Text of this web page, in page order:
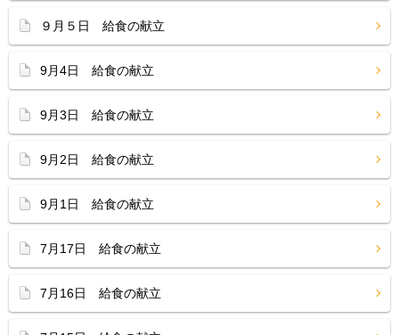
９月５日 給食の献立
9月4日 給食の献立
9月3日 給食の献立
9月2日 給食の献立
9月1日 給食の献立
7月17日 給食の献立
7月16日 給食の献立